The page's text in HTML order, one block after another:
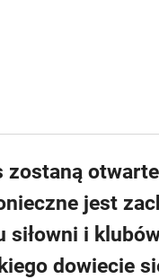
jest
i
dowiecie